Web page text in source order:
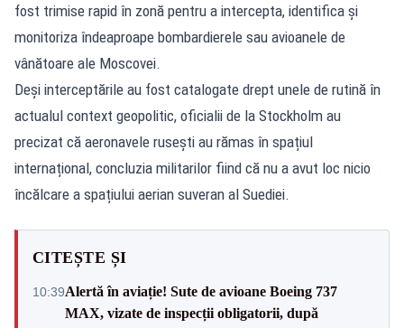
fost trimise rapid în zonă pentru a intercepta, identifica și
monitoriza îndeaproape bombardierele sau avioanele de
vânătoare ale Moscovei.
Deși interceptările au fost catalogate drept unele de rutină în
actualul context geopolitic, oficialii de la Stockholm au
precizat că aeronavele rusești au rămas în spațiul
internațional, concluzia militarilor fiind că nu a avut loc nicio
încălcare a spațiului aerian suveran al Suediei.
CITEȘTE ȘI
10:39Alertă în aviație! Sute de avioane Boeing 737
MAX, vizate de inspecții obligatorii, după